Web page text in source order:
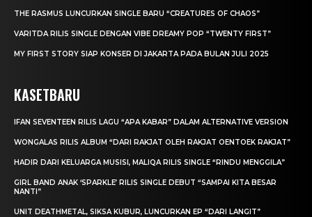
THE RASMUS LUNCURKAN SINGLE BARU “CREATURES OF CHAOS”
VARITDA RILIS SINGLE DENGAN VIBE DREAMY POP “TWENTY FIRST”
MY FIRST STORY SIAP KONSER DI JAKARTA PADA BULAN JULI 2025
KASETBARU
IFAN SEVENTEEN RILIS LAGU “APA KABAR” DALAM ALTERNATIVE VERSION
WONGALAS RILIS ALBUM “DARI RAKJAT OLEH RAKJAT OENTOEK RAKJAT”
HADIR DARI KELUARGA MUSISI, MALIQA RILIS SINGLE “RINDU MENGGILA”
GIRL BAND ANAK ‘SPARKLE’ RILIS SINGLE DEBUT “SAMPAI KITA BESAR
NANTI”
UNIT DEATHMETAL, SIKSA KUBUR, LUNCURKAN EP “DARI LANGIT”